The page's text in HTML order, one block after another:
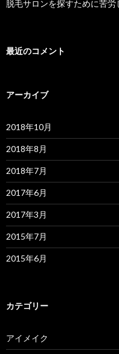
脱毛サロンを探すために苦労
最近のコメント
アーカイブ
2018年10月
2018年8月
2018年7月
2017年6月
2017年3月
2015年7月
2015年6月
カテゴリー
アイメイク